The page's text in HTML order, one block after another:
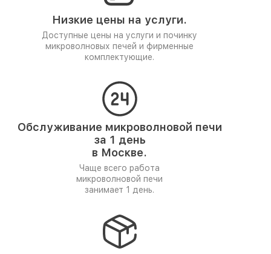
Низкие цены на услуги.
Доступные цены на услуги и починку
микроволновых печей и фирменные
комплектующие.
Обслуживание микроволновой печи
за 1 день
в Москве.
Чаще всего работа
микроволновой печи
занимает 1 день.